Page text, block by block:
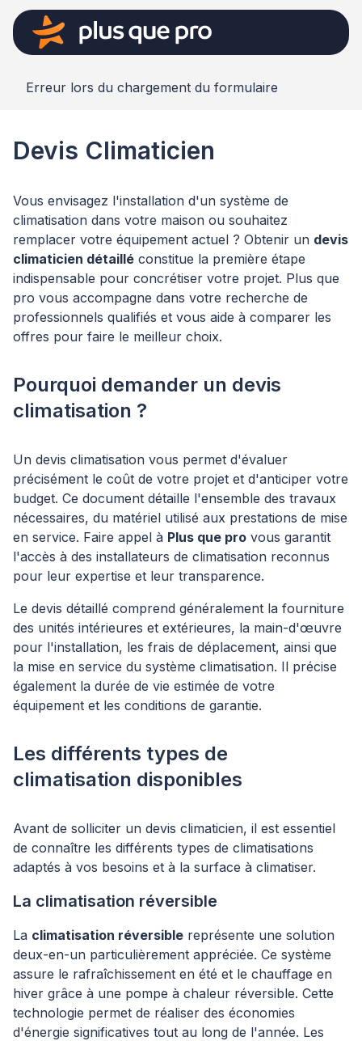
Erreur lors du chargement du formulaire
Devis Climaticien
Vous envisagez l'installation d'un système de
climatisation dans votre maison ou souhaitez
remplacer votre équipement actuel ? Obtenir un devis
climaticien détaillé constitue la première étape
indispensable pour concrétiser votre projet. Plus que
pro vous accompagne dans votre recherche de
professionnels qualifiés et vous aide à comparer les
offres pour faire le meilleur choix.
Pourquoi demander un devis
climatisation ?
Un devis climatisation vous permet d'évaluer
précisément le coût de votre projet et d'anticiper votre
budget. Ce document détaille l'ensemble des travaux
nécessaires, du matériel utilisé aux prestations de mise
en service. Faire appel à Plus que pro vous garantit
l'accès à des installateurs de climatisation reconnus
pour leur expertise et leur transparence.
Le devis détaillé comprend généralement la fourniture
des unités intérieures et extérieures, la main-d'œuvre
pour l'installation, les frais de déplacement, ainsi que
la mise en service du système climatisation. Il précise
également la durée de vie estimée de votre
équipement et les conditions de garantie.
Les différents types de
climatisation disponibles
Avant de solliciter un devis climaticien, il est essentiel
de connaître les différents types de climatisations
adaptés à vos besoins et à la surface à climatiser.
La climatisation réversible
La climatisation réversible représente une solution
deux-en-un particulièrement appréciée. Ce système
assure le rafraîchissement en été et le chauffage en
hiver grâce à une pompe à chaleur réversible. Cette
technologie permet de réaliser des économies
d'énergie significatives tout au long de l'année. Les